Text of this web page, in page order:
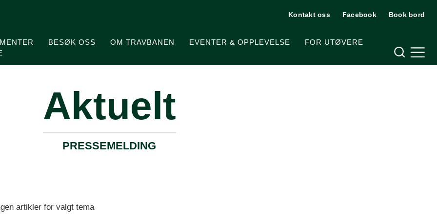
Kontakt oss Facebook Book bord
BESØK OSS OM TRAVBANEN EVENTER & OPPLEVELSE
FOR UTØVERE
Aktuelt
PRESSEMELDING
artikler for valgt tema